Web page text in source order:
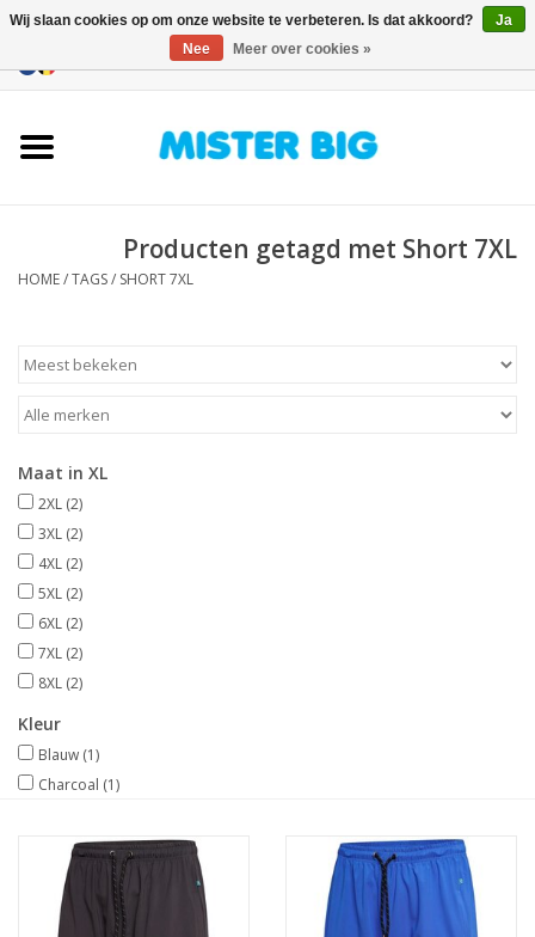
Producten getagd met Short 7XL
HOME/TAGS/ SHORT 7XL
Maat in XL
2XL (2)
3XL (2)
4XL (2)
5XL (2)
6XL (2)
7XL (2)
8XL (2)
Kleur
Blauw (1)
Charcoal (1)
Wij slaan cookies op om onze website te verbeteren. Is dat akkoord?
Ja
Nee
Meer over cookies »